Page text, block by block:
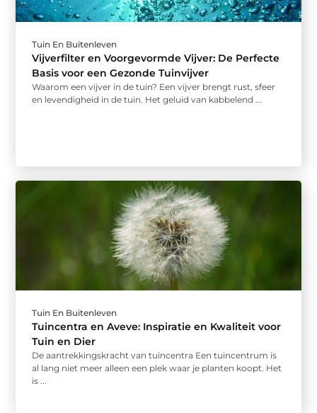
Tuin En Buitenleven
Vijverfilter en Voorgevormde Vijver: De Perfecte
Basis voor een Gezonde Tuinvijver
Waarom een vijver in de tuin? Een vijver brengt rust, sfeer
en levendigheid in de tuin. Het geluid van kabbelend ...
Tuin En Buitenleven
Tuincentra en Aveve: Inspiratie en Kwaliteit voor
Tuin en Dier
De aantrekkingskracht van tuincentra Een tuincentrum is
al lang niet meer alleen een plek waar je planten koopt. Het
is ...